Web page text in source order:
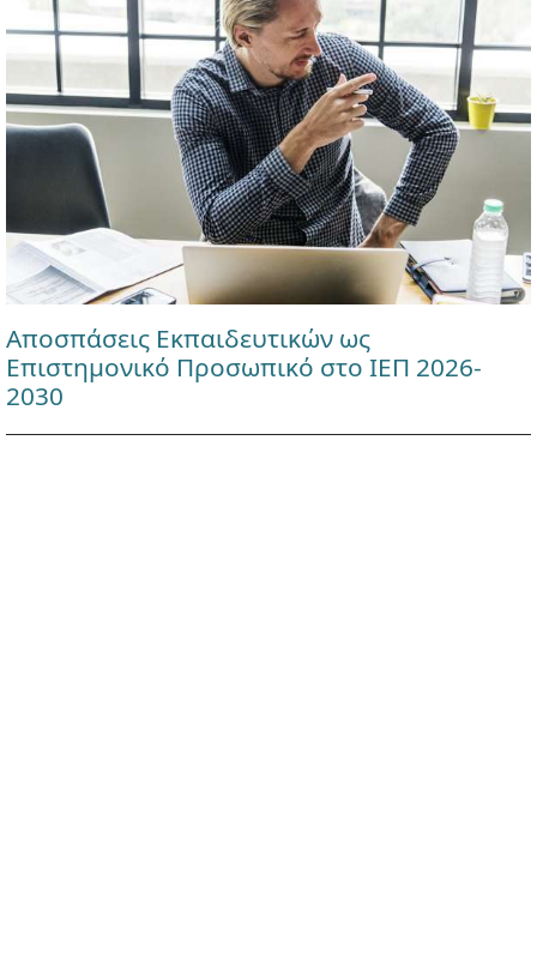
Αποσπάσεις Εκπαιδευτικών ως
Επιστημονικό Προσωπικό στο ΙΕΠ 2026-
2030